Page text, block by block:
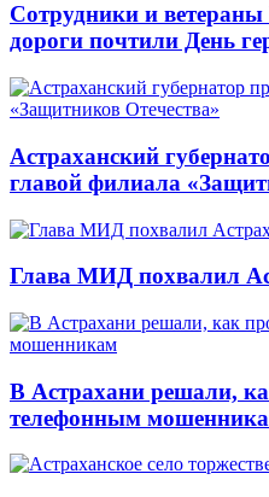
Сотрудники и
дороги почтили День
Астраханский
главой филиала
Глава МИД похвалил
В Астрахани решали,
телефонным